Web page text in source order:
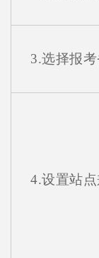
3.选择报考
4.设置站